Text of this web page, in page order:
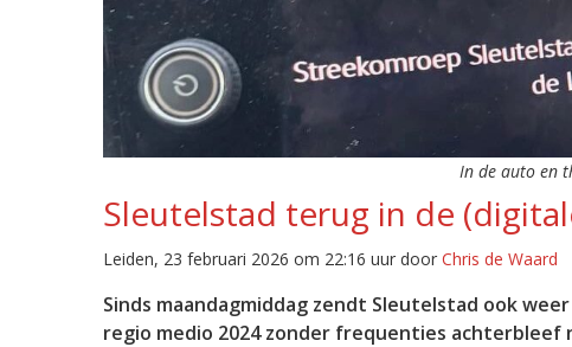
In de auto en
Sleutelstad terug in de
Leiden, 23 februari 2026 om 22:16 uur door Chris de Waard
Sinds maandagmiddag zendt Sleutelstad ook
regio medio 2024 zonder frequenties achterbleef